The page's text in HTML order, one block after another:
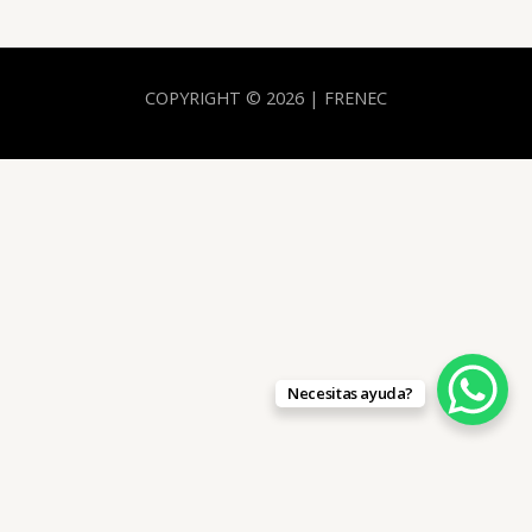
COPYRIGHT © 2026 | FRENEC
Necesitas ayuda?